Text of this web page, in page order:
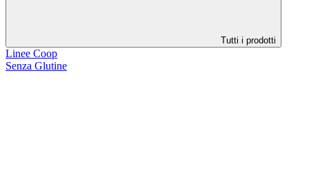
Tutti i prodotti
Linee Coop
Senza Glutine